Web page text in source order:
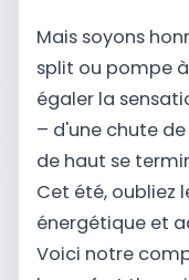
Mais soyons
split ou pompe
égaler la
– d'une chute
de haut se
Cet été, oubliez
énergétique et
Voici notre